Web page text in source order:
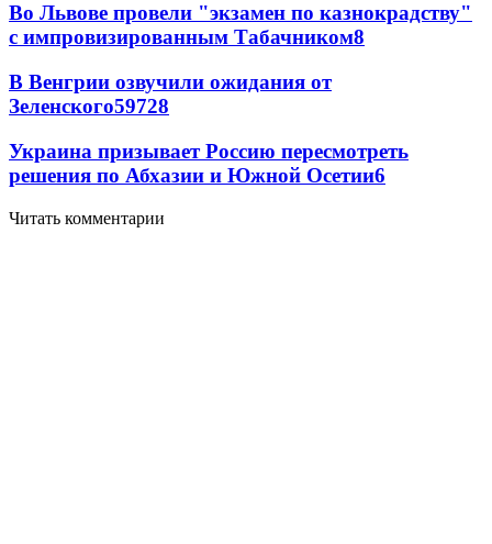
Во Львове провели "экзамен по казнокрадству"
с импровизированным Табачником8
В Венгрии озвучили ожидания от
Зеленского59728
Украина призывает Россию пересмотреть
решения по Абхазии и Южной Осетии6
Читать комментарии